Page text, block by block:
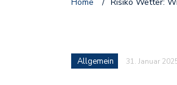
Allgemein 31. Januar